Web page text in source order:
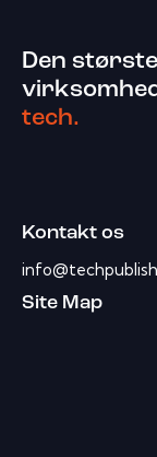
Den
tech.
Kontakt os
Site Map